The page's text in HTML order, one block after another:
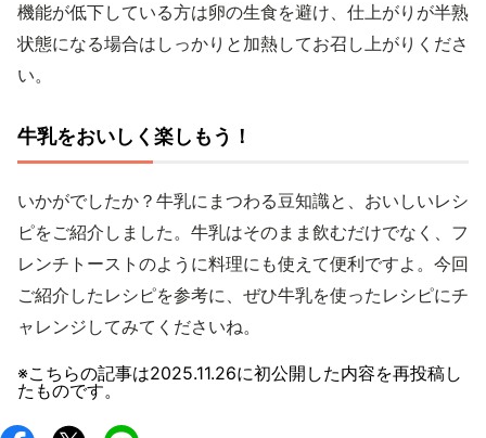
機能が低下している方は卵の生食を避け、仕上がりが半熟
状態になる場合はしっかりと加熱してお召し上がりくださ
い。
牛乳をおいしく楽しもう！
いかがでしたか？牛乳にまつわる豆知識と、おいしいレシ
ピをご紹介しました。牛乳はそのまま飲むだけでなく、フ
レンチトーストのように料理にも使えて便利ですよ。今回
ご紹介したレシピを参考に、ぜひ牛乳を使ったレシピにチ
ャレンジしてみてくださいね。
※こちらの記事は2025.11.26に初公開した内容を再投稿し
たものです。